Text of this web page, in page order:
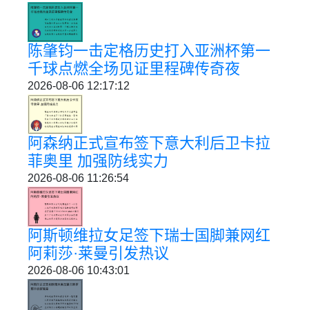
陈肇钧一击定格历史打入亚洲杯第一
千球点燃全场见证里程碑传奇夜
2026-08-06 12:17:12
阿森纳正式宣布签下意大利后卫卡拉
菲奥里 加强防线实力
2026-08-06 11:26:54
阿斯顿维拉女足签下瑞士国脚兼网红
阿莉莎·莱曼引发热议
2026-08-06 10:43:01